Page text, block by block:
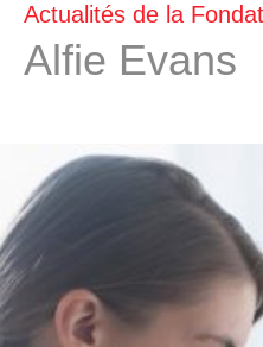
Actualités de la
Alfie Evans